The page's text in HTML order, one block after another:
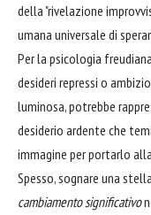
della "rivelazione
umana universale di
Per la psicologia
desideri repressi o
luminosa, potrebbe
desiderio ardente che
immagine per portarlo
Spesso, sognare una
cambiamento significativo